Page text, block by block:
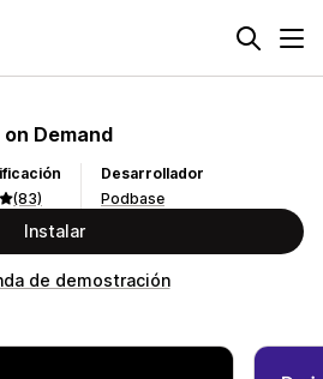
Demand
(83)
Desarrollador
Podbase
Instalar
de demostración